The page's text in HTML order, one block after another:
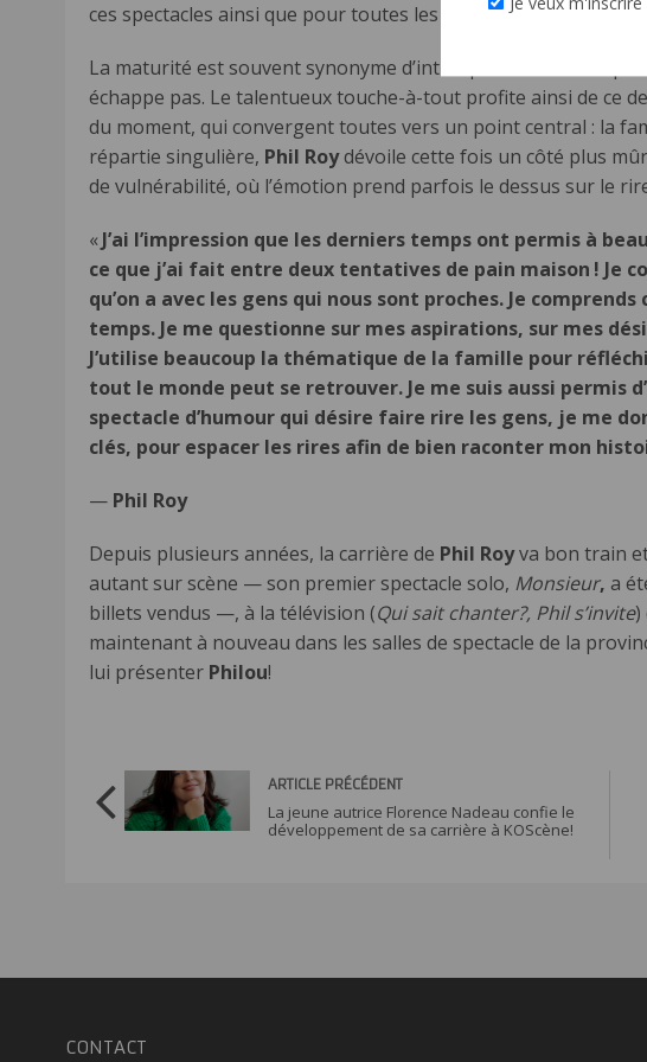
ces spectacles ainsi que pour toutes les représentations de la
La maturité est souvent synonyme d’introspection sur son
échappe pas. Le talentueux touche-à-tout profite ainsi de ce
du moment, qui convergent toutes vers un point central : la
répartie singulière, Phil Roydévoile cette fois un côté plus
de vulnérabilité, où l’émotion prend parfois le dessus sur le
«J’ai l’impression que les derniers temps ont permis à
ce que j’ai fait entre deux tentatives de pain maison ! Je
qu’on a avec les gens qui nous sont proches. Je
temps. Je me questionne sur mes aspirations, sur mes
J’utilise beaucoup la thématique de la famille pour
tout le monde peut se retrouver. Je me suis aussi permis
spectacle d’humour qui désire faire rire les gens, je me
clés, pour espacer les rires afin de bien raconter mon
— Phil Roy
Depuis plusieurs années, la carrière de Phil Royva bon train et
autant sur scène — son premier spectacle solo, Monsieur, a
billets vendus —, à la télévision (Qui sait chanter?, Phil s’invite)
maintenant à nouveau dans les salles de spectacle de la
lui présenter Philou!
ARTICLE PRÉCÉDENT
La jeune autrice Florence Nadeau confie le
développement de sa carrière à KOScène!
CONTACT